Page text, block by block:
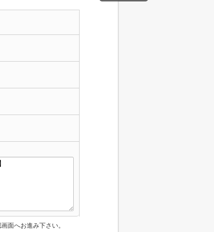
面へお進み下さい。